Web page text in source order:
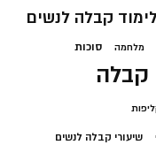
קבלה לנשים
מלחמה סוכות
קבלה
שיעורי קבלה לנשים